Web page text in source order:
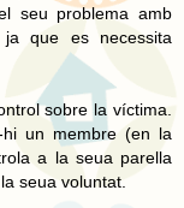
seu problema amb
que es necessita
sobre la víctima.
un membre (en la
a la seua parella
seua voluntat.